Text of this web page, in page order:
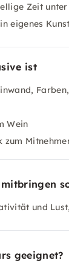
Zeit
eigenes
ist
Wein
zum
mitbringen
und
geeignet?